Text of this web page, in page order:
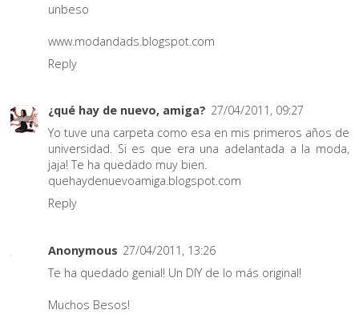
unbeso
www.modandads.blogspot.com
Reply
¿qué hay de nuevo, amiga? 27/04/2011, 09:27
Yo tuve una carpeta como esa en mis primeros años de
universidad. Si es que era una adelantada a la moda,
jaja! Te ha quedado muy bien.
quehaydenuevoamiga.blogspot.com
Reply
Anonymous 27/04/2011, 13:26
Te ha quedado genial! Un DIY de lo más original!
Muchos Besos!